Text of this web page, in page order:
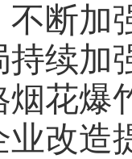
不断加
持续加
烟花爆
业改造